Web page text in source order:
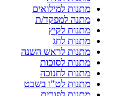
מתנות למילואים
מתנה למפקד/ת
מתנות לקיץ
מתנות לחג
מתנות לראש השנה
מתנות לסוכות
מתנות לחנוכה
מתנות לט"ו בשבט